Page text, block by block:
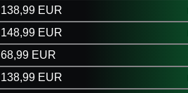
138,99 EUR
148,99 EUR
68,99 EUR
138,99 EUR